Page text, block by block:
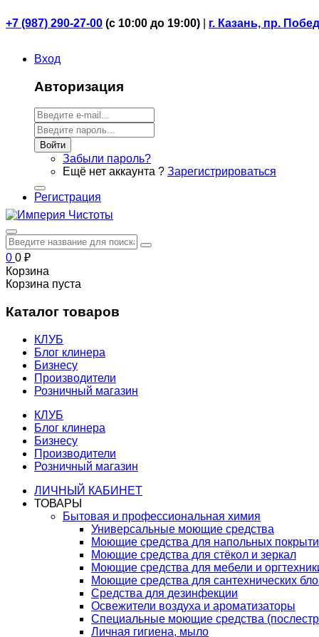
+7 (987) 290-27-00 (с 10:00 до 19:00) г. Казань, пр.
Вход
Авторизация
Войти
Забыли пароль?
Ещё нет аккаунта ? Зарегистрироваться
Регистрация
0 0 ₽
Корзина
Корзина пуста
Каталог товаров
КЛУБ
Блог клинера
Бизнесу
Производители
Розничный магазин
КЛУБ
Блог клинера
Бизнесу
Производители
Розничный магазин
ЛИЧНЫЙ КАБИНЕТ
ТОВАРЫ
Бытовая и профессиональная химия
Универсальные моющие средства
Моющие средства для напольных
Моющие средства для стёкол и зеркал
Моющие средства для мебели и
Моющие средства для сантехнических
Средства для дезинфекции
Освежители воздуха и ароматизаторы
Специальные моющие средства
Личная гигиена, мыло